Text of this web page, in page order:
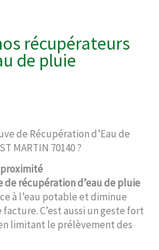
récupérateurs
de pluie
de Récupération d’Eau de
MARTIN 70140 ?
de récupération d’eau de pluie
à l’eau potable et diminue
C’est aussi un geste fort
limitant le prélèvement des